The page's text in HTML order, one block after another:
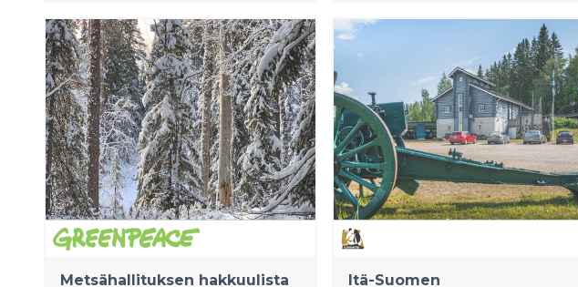
päällystyksiä korjausvelkarahoituksen
turvin. Myös tälle vuodelle
korjausvelkarahoitus tuo hieman lisää
kilometrejä, mutta alemman
rahoitustason takia päällystysmäärät
jäävät pienemmiksi kuin aiempina
vuosina.
helmikuuta.
Metsähallituksen hakkuulista
Itä-Suomen